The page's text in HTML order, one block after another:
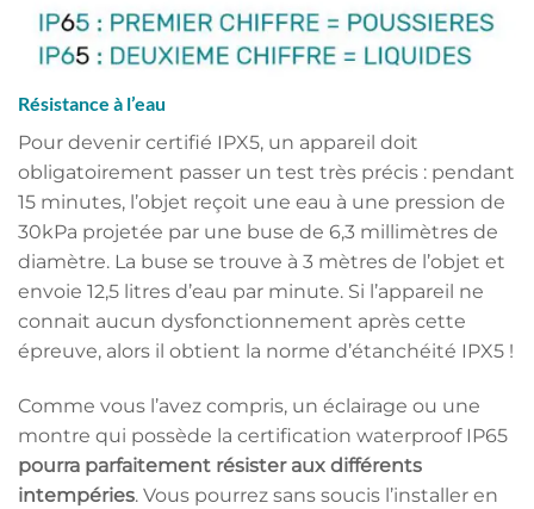
Résistance à l’eau
Pour devenir certifié IPX5, un appareil doit
obligatoirement passer un test très précis : pendant
15 minutes, l’objet reçoit une eau à une pression de
30kPa projetée par une buse de 6,3 millimètres de
diamètre. La buse se trouve à 3 mètres de l’objet et
envoie 12,5 litres d’eau par minute. Si l’appareil ne
connait aucun dysfonctionnement après cette
épreuve, alors il obtient la norme d’étanchéité IPX5 !
Comme vous l’avez compris, un éclairage ou une
montre qui possède la certification waterproof IP65
pourra parfaitement résister aux différents
intempéries. Vous pourrez sans soucis l’installer en